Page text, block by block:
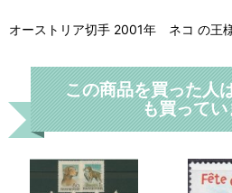
オーストリア切手 2001年 ネコ の王
この商品を買った人
も買ってい